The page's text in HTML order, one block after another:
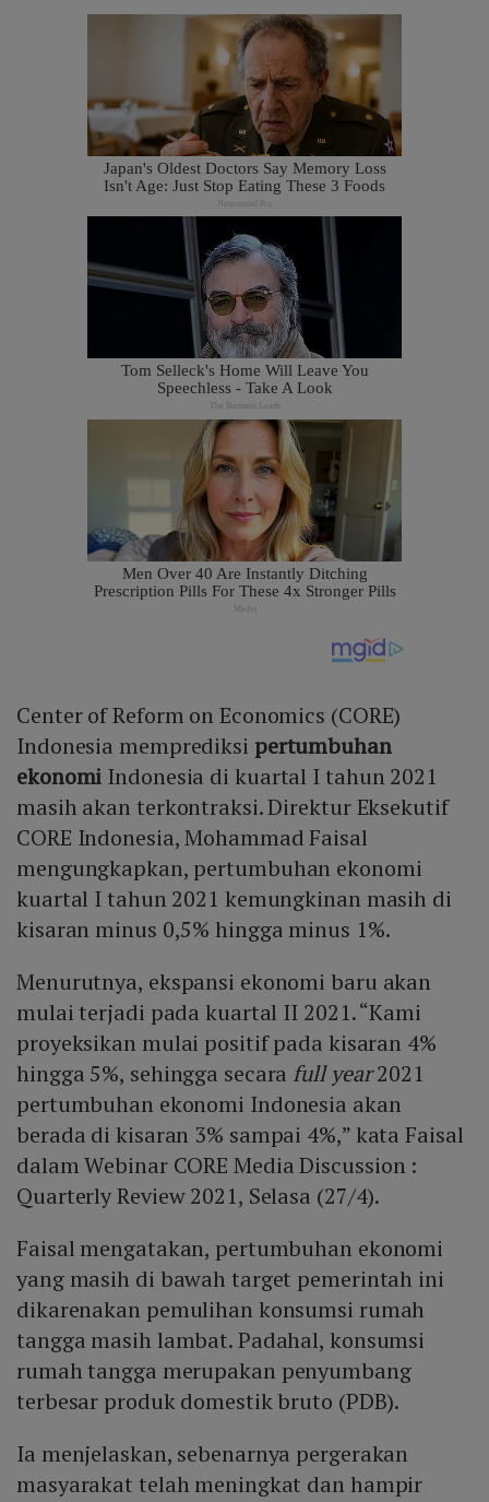
Center of Reform on Economics (CORE)
Indonesia memprediksi pertumbuhan
ekonomi Indonesia di kuartal I tahun 2021
masih akan terkontraksi. Direktur Eksekutif
CORE Indonesia, Mohammad Faisal
mengungkapkan, pertumbuhan ekonomi
kuartal I tahun 2021 kemungkinan masih di
kisaran minus 0,5% hingga minus 1%.
Menurutnya, ekspansi ekonomi baru akan
mulai terjadi pada kuartal II 2021. “Kami
proyeksikan mulai positif pada kisaran 4%
hingga 5%, sehingga secara full year2021
pertumbuhan ekonomi Indonesia akan
berada di kisaran 3% sampai 4%,” kata Faisal
dalam Webinar CORE Media Discussion :
Quarterly Review 2021, Selasa (27/4).
Faisal mengatakan, pertumbuhan ekonomi
yang masih di bawah target pemerintah ini
dikarenakan pemulihan konsumsi rumah
tangga masih lambat. Padahal, konsumsi
rumah tangga merupakan penyumbang
terbesar produk domestik bruto (PDB).
Ia menjelaskan, sebenarnya pergerakan
masyarakat telah meningkat dan hampir